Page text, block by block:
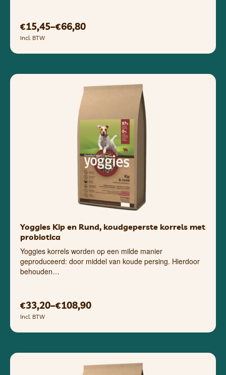
€15,45–€66,80
Incl. BTW
Yoggies Kip en Rund, koudgeperste korrels met
probiotica
Yoggies korrels worden op een milde manier
geproduceerd: door middel van koude persing. Hierdoor
behouden…
€33,20–€108,90
Incl. BTW